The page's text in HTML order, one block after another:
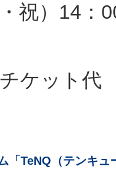
祝）14：
ケット代
「TeNQ（テンキュ